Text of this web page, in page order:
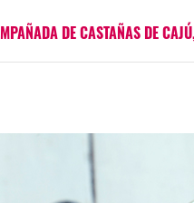
DE CASTAÑAS DE